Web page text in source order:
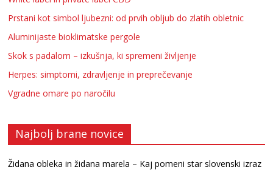
Prstani kot simbol ljubezni: od prvih obljub do zlatih obletnic
Aluminijaste bioklimatske pergole
Skok s padalom – izkušnja, ki spremeni življenje
Herpes: simptomi, zdravljenje in preprečevanje
Vgradne omare po naročilu
Najbolj brane novice
Židana obleka in židana marela – Kaj pomeni star slovenski izraz